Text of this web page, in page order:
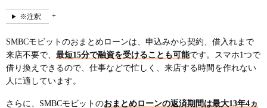
※注釈
SMBCモビットのおまとめローンは、申込みから契約、借入れまで
来店不要で、 最短15分で融資を受けることも可能です。スマホ1つで
借り換えできるので、仕事などで忙しく、来店する時間を作れない
人に適しています。
さらに、SMBCモビットのおまとめローンの返済期間は最大13年4ヵ